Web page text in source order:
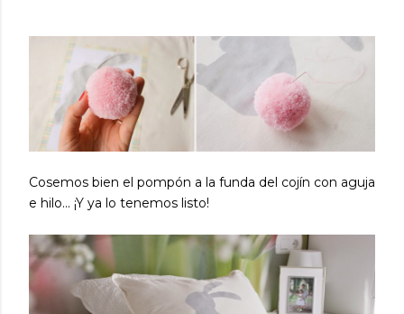
Cosemos bien el pompón a la funda del cojín con aguja
e hilo... ¡Y ya lo tenemos listo!